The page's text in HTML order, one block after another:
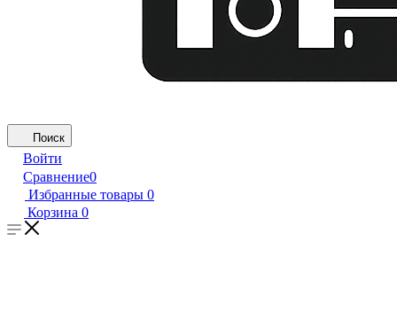
Поиск
Войти
Сравнение0
Избранные товары 0
Корзина 0